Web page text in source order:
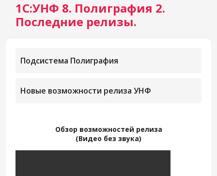
1С:УНФ 8. Полиграфия 2.
Последние релизы.
Подсистема Полиграфия
Новые возможности релиза УНФ
Обзор возможностей релиза
(Видео без звука)